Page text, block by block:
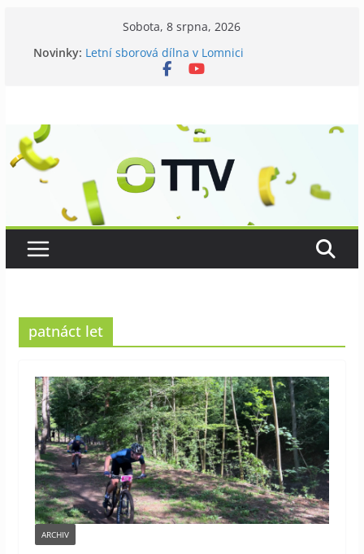
Sobota, 8 srpna, 2026
Novinky: Letní sborová dílna v Lomnici
Chovatelé si připomněli 120 let své existence
patnáct let
ARCHIV